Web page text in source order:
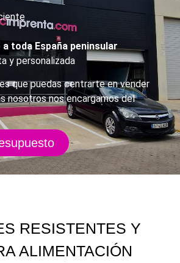
toda España peninsular
y personalizada
que puedas centrarte en vender
nosotros nos encargamos del
RESISTENTES Y
ALIMENTACIÓN